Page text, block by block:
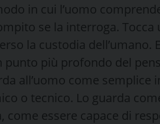
in cui l’uomo
se la interroga. Tocca
la custodia dell’umano.
punto più profondo del
all’uomo come semplice
o tecnico. Lo guarda
essere capace di